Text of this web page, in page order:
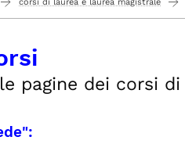
pagine dei corsi